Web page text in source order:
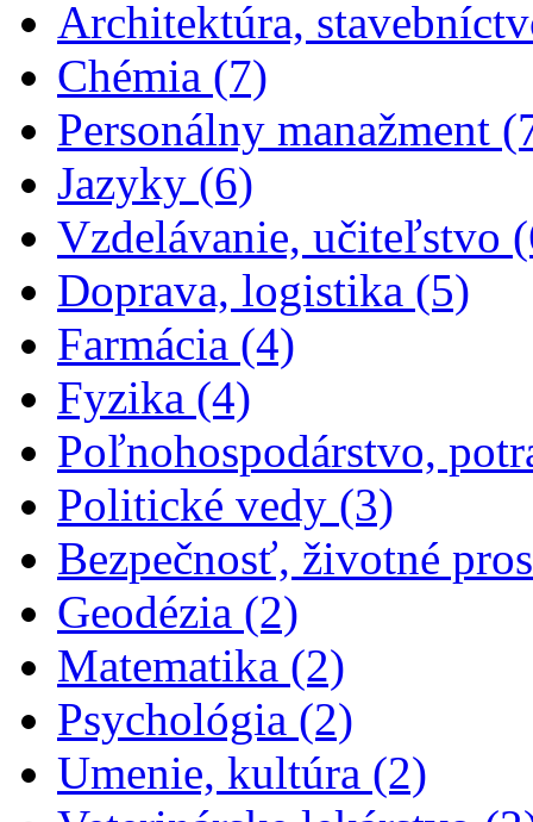
Architektúra,
Chémia (7)
Personálny manažment
Jazyky (6)
Vzdelávanie, učiteľstvo
Doprava, logistika (5)
Farmácia (4)
Fyzika (4)
Poľnohospodárstvo,
Politické vedy (3)
Bezpečnosť, životné
Geodézia (2)
Matematika (2)
Psychológia (2)
Umenie, kultúra (2)